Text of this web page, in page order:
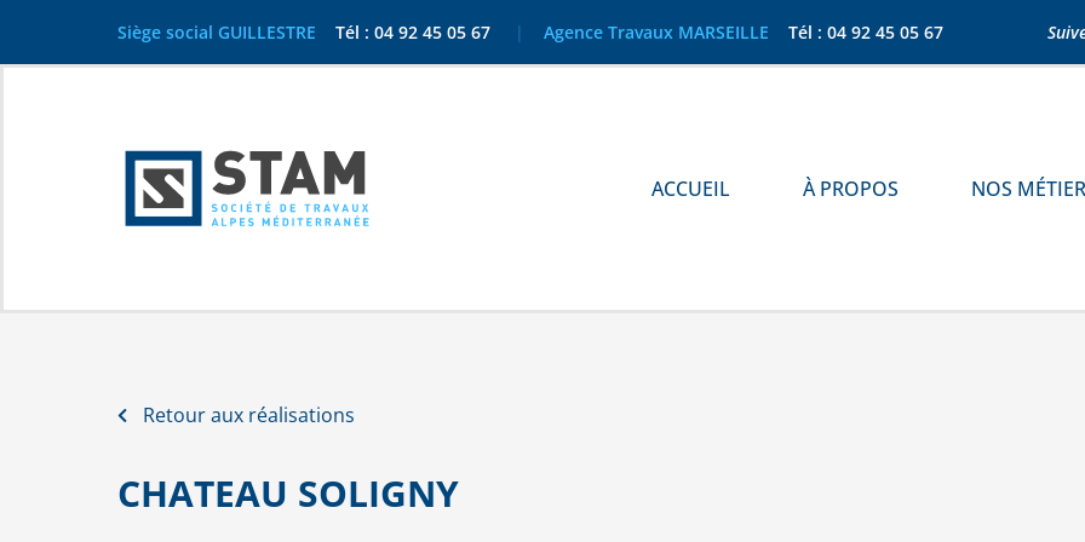
Siège social GUILLESTRE Tél : 04 92 45 05 67​ | Agence Travaux MARSEILLE Tél : 04 92 45 05 67​
ACCUEIL À PROPOS NOS
Retour aux réalisations
CHATEAU SOLIGNY